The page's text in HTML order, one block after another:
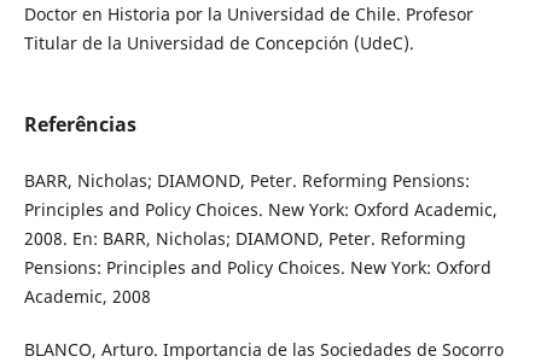
Doctor en Historia por la Universidad de Chile. Profesor
Titular de la Universidad de Concepción (UdeC).
Referências
BARR, Nicholas; DIAMOND, Peter. Reforming Pensions:
Principles and Policy Choices. New York: Oxford Academic,
2008. En: BARR, Nicholas; DIAMOND, Peter. Reforming
Pensions: Principles and Policy Choices. New York: Oxford
Academic, 2008
BLANCO, Arturo. Importancia de las Sociedades de Socorro